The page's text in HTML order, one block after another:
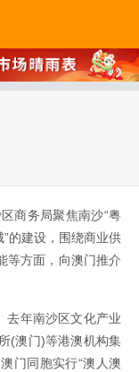
商务局聚焦南沙“粤
的建设，围绕商业供
等方面，向澳门推介
去年南沙区文化产业
(澳门)等港澳机构集
门同胞实行“澳人澳